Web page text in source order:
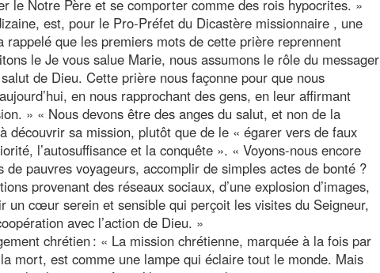
le Notre Père et se comporter comme des rois hypocrites. »
est, pour le Pro-Préfet du Dicastère missionnaire , une
que les premiers mots de cette prière reprennent
le Je vous salue Marie, nous assumons le rôle du messager
de Dieu. Cette prière nous façonne pour que nous
en nous rapprochant des gens, en leur affirmant
» « Nous devons être des anges du salut, et non de la
sa mission, plutôt que de le « égarer vers de faux
l’autosuffisance et la conquête ». « Voyons-nous encore
pauvres voyageurs, accomplir de simples actes de bonté ?
provenant des réseaux sociaux, d’une explosion d’images,
un cœur serein et sensible qui perçoit les visites du Seigneur,
avec l’action de Dieu. »
chrétien : « La mission chrétienne, marquée à la fois par
mort, est comme une lampe qui éclaire tout le monde. Mais